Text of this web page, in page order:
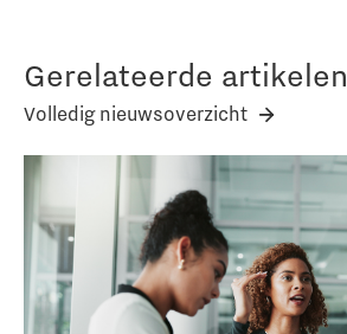
Gerelateerde artikelen
Volledig nieuwsoverzicht